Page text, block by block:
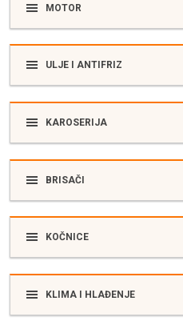
MOTOR
ULJE I ANTIFRIZ
KAROSERIJA
BRISAČI
KOČNICE
KLIMA I HLAĐENJE